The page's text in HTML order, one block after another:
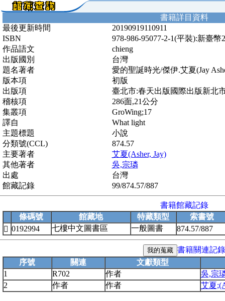
書籍詳目資料
最後更新時間
20190919110911
ISBN
978-986-95077-2-1(平裝):新臺幣
作品語文
chieng
出版國別
台灣
題名著者
愛的聖誕時光/傑伊.艾夏(Jay
版本項
初版
出版項
臺北市:春天出版國際出版新北
稽核項
286面,21公分
集叢項
GroWing;17
譯自
What light
主題標題
小說
分類號(CCL)
874.57
主要著者
艾夏(Asher, Jay)
其他著者
吳,宗璘
出處
台灣
館藏記錄
99/874.57/887
書籍館藏記錄
條碼號
館藏地 特藏類型
索書號
 0192994 七樓中文圖書區 一般圖書 874.57/887
書籍關連記錄
序號
關連
文獻類型
1
R702 作者
吳,宗
2
作者 作者 艾夏